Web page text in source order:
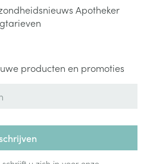
Apotheker
producten en promoties